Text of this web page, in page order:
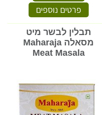
פרטים נוספים
תבלין לבשר מיט
מסאלה Maharaja
Meat Masala